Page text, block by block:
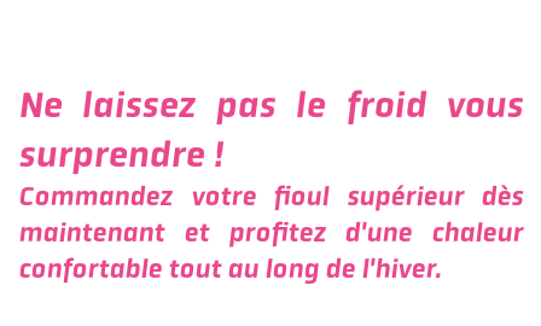
Ne laissez pas le froid vous
surprendre !
Commandez votre fioul supérieur dès
maintenant et profitez d'une chaleur
confortable tout au long de l'hiver.